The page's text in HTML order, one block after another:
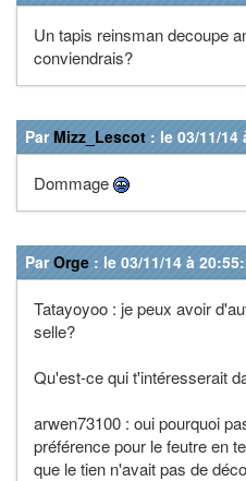
Un tapis reinsman decoupe
conviendrais?
Par Mizz_Lescot : le 03/11/14
Dommage
ParOrge : le 03/11/14 à
Tatayoyoo : je peux avoir
selle?
Qu'est-ce qui t'intéresserait
arwen73100 : oui pourquoi
préférence pour le feutre en
que le tien n'avait pas de